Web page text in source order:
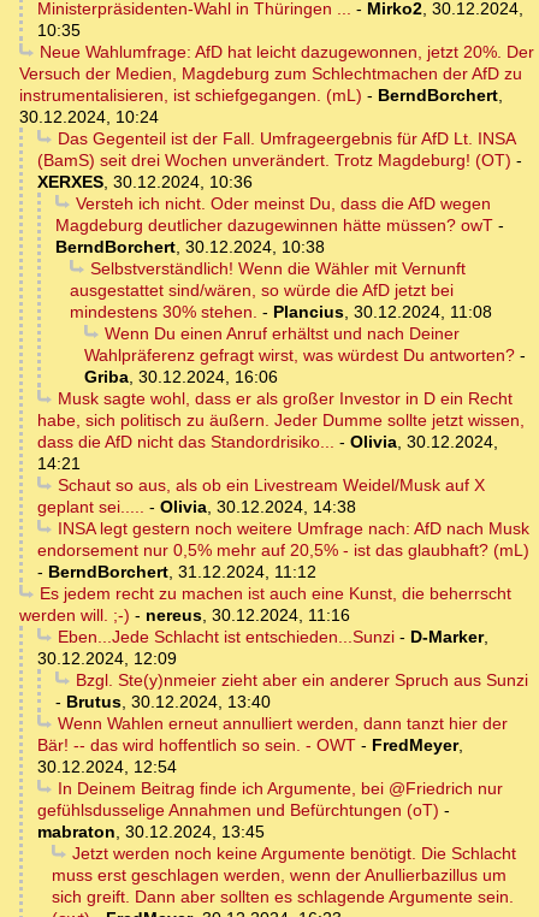
Ministerpräsidenten-Wahl in Thüringen ... - Mirko2, 30.12.2024,
10:35
Neue Wahlumfrage: AfD hat leicht dazugewonnen, jetzt 20%. Der
Versuch der Medien, Magdeburg zum Schlechtmachen der AfD zu
instrumentalisieren, ist schiefgegangen. (mL) - BerndBorchert,
30.12.2024, 10:24
Das Gegenteil ist der Fall. Umfrageergebnis für AfD Lt. INSA
(BamS) seit drei Wochen unverändert. Trotz Magdeburg! (OT) -
XERXES, 30.12.2024, 10:36
Versteh ich nicht. Oder meinst Du, dass die AfD wegen
Magdeburg deutlicher dazugewinnen hätte müssen? owT -
BerndBorchert, 30.12.2024, 10:38
Selbstverständlich! Wenn die Wähler mit Vernunft
ausgestattet sind/wären, so würde die AfD jetzt bei
mindestens 30% stehen. - Plancius, 30.12.2024, 11:08
Wenn Du einen Anruf erhältst und nach Deiner
Wahlpräferenz gefragt wirst, was würdest Du antworten? -
Griba, 30.12.2024, 16:06
Musk sagte wohl, dass er als großer Investor in D ein Recht
habe, sich politisch zu äußern. Jeder Dumme sollte jetzt wissen,
dass die AfD nicht das Standordrisiko... - Olivia, 30.12.2024,
14:21
Schaut so aus, als ob ein Livestream Weidel/Musk auf X
geplant sei..... - Olivia, 30.12.2024, 14:38
INSA legt gestern noch weitere Umfrage nach: AfD nach Musk
endorsement nur 0,5% mehr auf 20,5% - ist das glaubhaft? (mL)
- BerndBorchert, 31.12.2024, 11:12
Es jedem recht zu machen ist auch eine Kunst, die beherrscht
werden will. ;-) - nereus, 30.12.2024, 11:16
Eben...Jede Schlacht ist entschieden...Sunzi- D-Marker,
30.12.2024, 12:09
Bzgl. Ste(y)nmeier zieht aber ein anderer Spruch aus Sunzi
- Brutus, 30.12.2024, 13:40
Wenn Wahlen erneut annulliert werden, dann tanzt hier der
Bär! -- das wird hoffentlich so sein. - OWT - FredMeyer,
30.12.2024, 12:54
In Deinem Beitrag finde ich Argumente, bei @Friedrich nur
gefühlsdusselige Annahmen und Befürchtungen (oT) -
mabraton, 30.12.2024, 13:45
Jetzt werden noch keine Argumente benötigt. Die Schlacht
muss erst geschlagen werden, wenn der Anullierbazillus um
sich greift. Dann aber sollten es schlagende Argumente sein.